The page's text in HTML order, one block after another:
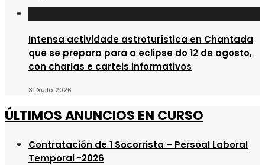
Intensa actividade astroturística en Chantada
que se prepara para a eclipse do 12 de agosto,
con charlas e carteis informativos
31 Xullo 2026
ÚLTIMOS ANUNCIOS EN CURSO
Contratación de 1 Socorrista – Persoal Laboral
Temporal -2026